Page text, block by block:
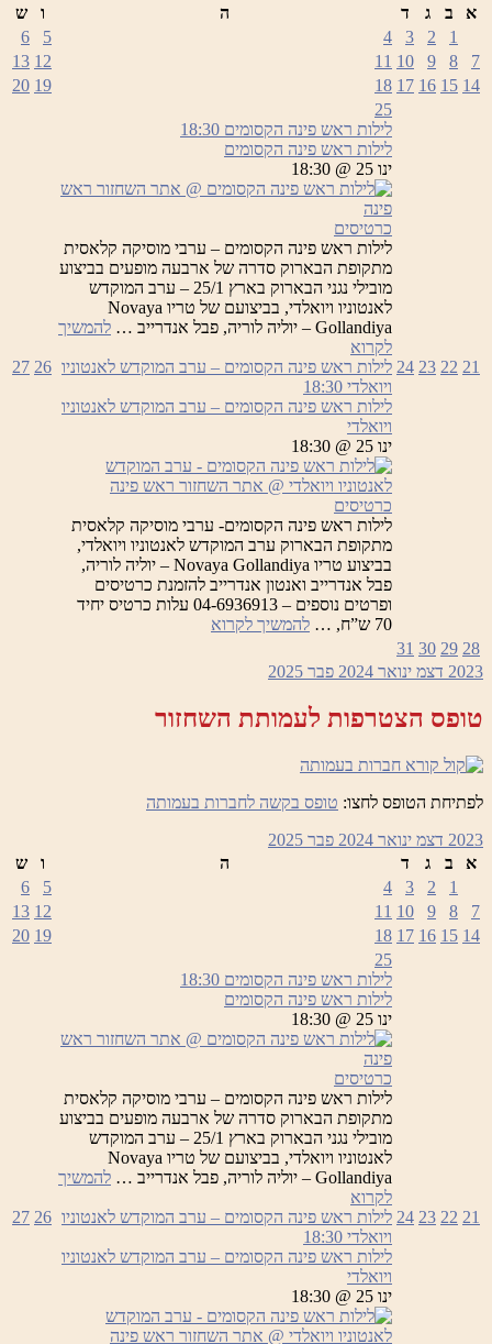
א
ב ג ד ה ו
ש
1
2
3
4
5
6
7
8
9
10
11
12
13
14
15
16
17
18
19
20
21
22
23
24
25
לילות ראש פינה הקסומים 18:30
לילות ראש פינה הקסומים
ינו 25 @ 18:30
כרטיסים
לילות ראש פינה הקסומים – ערבי מוסיקה קלאסית
מתקופת הבארוק סדרה של ארבעה מופעים בביצוע
מובילי נגני הבארוק בארץ 25/1 – ערב המוקדש
לאנטוניו ויואלדי, בביצועם של טריו Novaya
Gollandiya – יוליה לוריה, פבל אנדרייב …
להמשיך
לקרוא
ראש
פינה
הקסומים
לילות ראש פינה הקסומים – ערב המוקדש לאנטוניו
ויואלדי 18:30
לילות ראש פינה הקסומים – ערב המוקדש לאנטוניו
ויואלדי
ינו 25 @ 18:30
כרטיסים
לילות ראש פינה הקסומים- ערבי מוסיקה קלאסית
מתקופת הבארוק ערב המוקדש לאנטוניו ויואלדי,
בביצוע טריו Novaya Gollandiya – יוליה לוריה,
פבל אנדרייב ואנטון אנדרייב להזמנת כרטיסים
ופרטים נוספים – 04-6936913 עלות כרטיס יחיד
70 ש”ח, …
להמשיך לקרוא
ערב
26
27
28
29
30
31
2023 דצמ ינואר 2024 פבר 2025
טופס הצטרפות לעמותת השחזור
לפתיחת הטופס לחצו: טופס בקשה לחברות בעמותה
2023 דצמ ינואר 2024 פבר 2025
א
ב ג ד ה ו
ש
1
2
3
4
5
6
7
8
9
10
11
12
13
14
15
16
17
18
19
20
21
22
23
24
25
לילות ראש פינה הקסומים 18:30
לילות ראש פינה הקסומים
ינו 25 @ 18:30
כרטיסים
לילות ראש פינה הקסומים – ערבי מוסיקה קלאסית
מתקופת הבארוק סדרה של ארבעה מופעים בביצוע
מובילי נגני הבארוק בארץ 25/1 – ערב המוקדש
לאנטוניו ויואלדי, בביצועם של טריו Novaya
Gollandiya – יוליה לוריה, פבל אנדרייב …
להמשיך
לקרוא
ראש
פינה
הקסומים
לילות ראש פינה הקסומים – ערב המוקדש לאנטוניו
ויואלדי 18:30
לילות ראש פינה הקסומים – ערב המוקדש לאנטוניו
ויואלדי
ינו 25 @ 18:30
26
27